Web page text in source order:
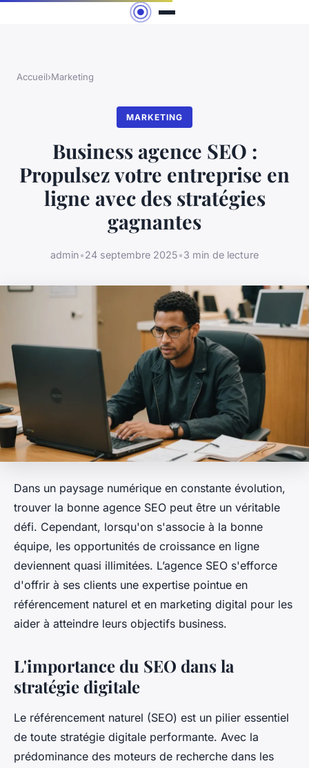
Accueil›Marketing
MARKETING
Business agence SEO :
Propulsez votre entreprise en
ligne avec des stratégies
gagnantes
admin•24 septembre 2025•3 min de lecture
Dans un paysage numérique en constante évolution,
trouver la bonne agence SEO peut être un véritable
défi. Cependant, lorsqu'on s'associe à la bonne
équipe, les opportunités de croissance en ligne
deviennent quasi illimitées. L’agence SEO s'efforce
d'offrir à ses clients une expertise pointue en
référencement naturel et en marketing digital pour les
aider à atteindre leurs objectifs business.
L'importance du SEO dans la
stratégie digitale
Le référencement naturel (SEO) est un pilier essentiel
de toute stratégie digitale performante. Avec la
prédominance des moteurs de recherche dans les